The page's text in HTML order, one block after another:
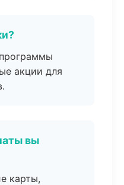
акции для
вы
карты,